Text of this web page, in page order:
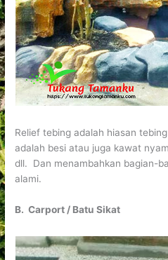
Relief tebing adalah hiasan
adalah besi atau juga kawat
dll. Dan menambahkan bagian-
alami.
B. Carport / Batu Sikat